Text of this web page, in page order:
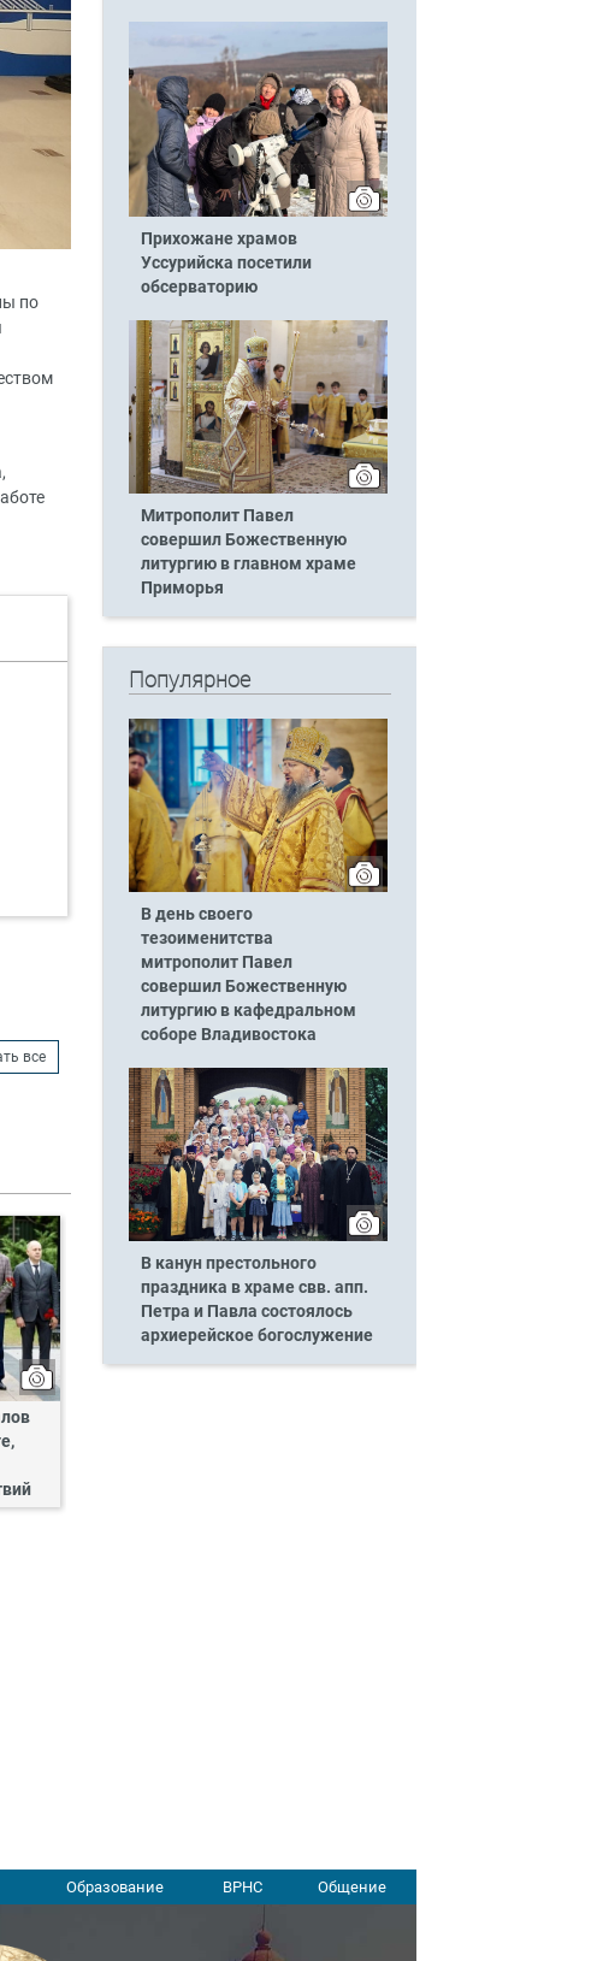
по
все
Прихожане храмов
Уссурийска посетили
обсерваторию
Митрополит Павел
совершил Божественную
литургию в главном храме
Приморья
Популярное
В день своего
тезоименитства
митрополит Павел
совершил Божественную
литургию в кафедральном
соборе Владивостока
В канун престольного
праздника в храме свв. апп.
Петра и Павла состоялось
архиерейское богослужение
Образование ВРНС Общение